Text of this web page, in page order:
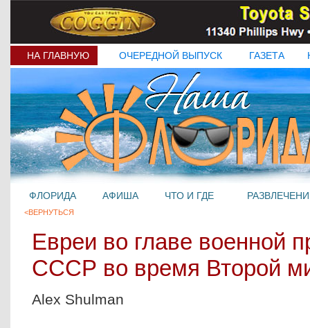
НА ГЛАВНУЮ ОЧЕРЕДНОЙ ВЫПУСК ГАЗЕТА
ФЛОРИДА АФИША ЧТО И ГДЕ
<ВЕРНУТЬСЯ
Евреи во главе военной
СССР во время Второй
Alex Shulman